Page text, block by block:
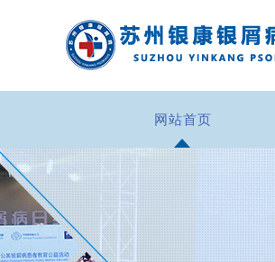
网站首页